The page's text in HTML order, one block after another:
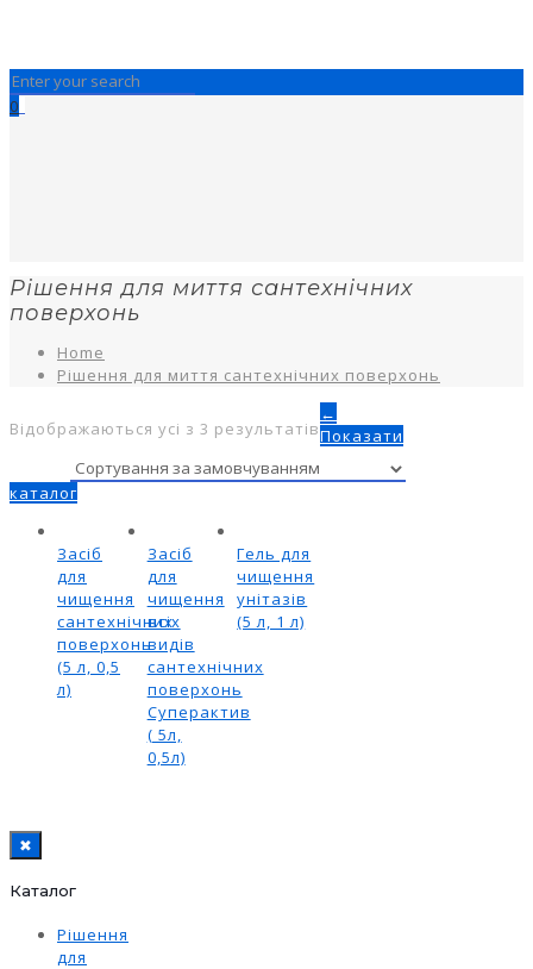
0
Рішення для миття сантехнічних
поверхонь
Home
Рішення для миття сантехнічних поверхонь
Відображаються усі з 3 результатів
←
Показати
каталог
Засіб
для
чищення
сантехнічних
поверхонь
(5 л, 0,5
л)
Засіб
для
чищення
всіх
видів
сантехнічних
поверхонь
Суперактив
( 5л,
0,5л)
Гель для
чищення
унітазів
(5 л, 1 л)
✖
Каталог
Рішення
для